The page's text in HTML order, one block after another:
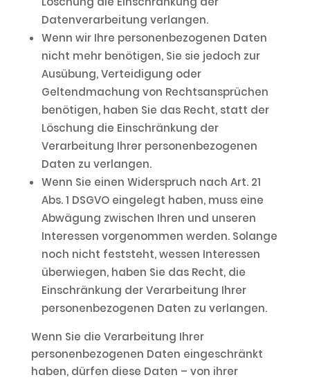
Datenverarbeitung verlangen.
Wenn wir Ihre personenbezogenen Daten
nicht mehr benötigen, Sie sie jedoch zur
Ausübung, Verteidigung oder
Geltendmachung von Rechtsansprüchen
benötigen, haben Sie das Recht, statt der
Löschung die Einschränkung der
Verarbeitung Ihrer personenbezogenen
Daten zu verlangen.
Wenn Sie einen Widerspruch nach Art. 21
Abs. 1 DSGVO eingelegt haben, muss eine
Abwägung zwischen Ihren und unseren
Interessen vorgenommen werden. Solange
noch nicht feststeht, wessen Interessen
überwiegen, haben Sie das Recht, die
Einschränkung der Verarbeitung Ihrer
personenbezogenen Daten zu verlangen.
Wenn Sie die Verarbeitung Ihrer
personenbezogenen Daten eingeschränkt
haben, dürfen diese Daten – von ihrer